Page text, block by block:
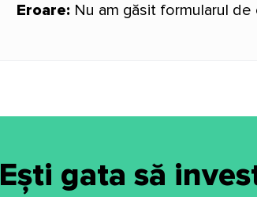
Eroare: Nu am găsit formularul de
Ești gata să